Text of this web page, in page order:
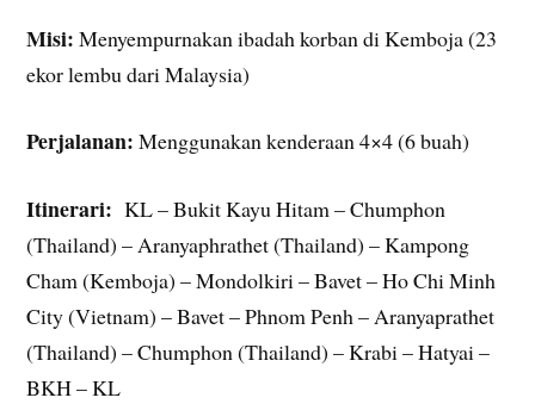
Misi: Menyempurnakan ibadah korban di Kemboja (23
ekor lembu dari Malaysia)
Perjalanan: Menggunakan kenderaan 4×4 (6 buah)
Itinerari: KL – Bukit Kayu Hitam – Chumphon
(Thailand) – Aranyaphrathet (Thailand) – Kampong
Cham (Kemboja) – Mondolkiri – Bavet – Ho Chi Minh
City (Vietnam) – Bavet – Phnom Penh – Aranyaprathet
(Thailand) – Chumphon (Thailand) – Krabi – Hatyai –
BKH – KL